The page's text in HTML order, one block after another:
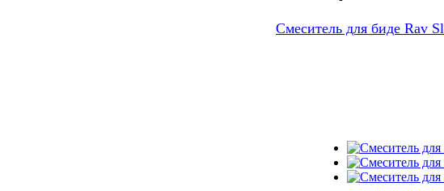
Смеситель для биде Rav